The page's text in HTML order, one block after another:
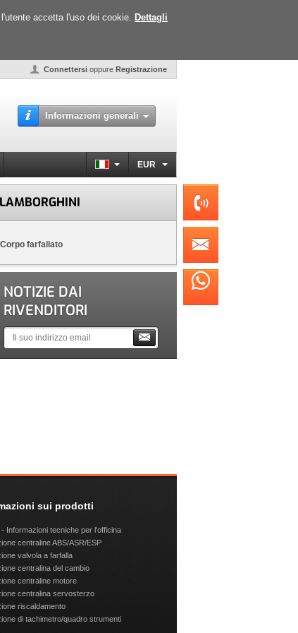
accetta l'uso dei cookie. Dettagli
Connettersi oppure Registrazione
Informazioni generali
EUR
LAMBORGHINI
Corpo farfallato
NOTIZIE DAI
RIVENDITORI
sui prodotti
- Informazioni tecniche per l'officina
centraline ABS/ASR/ESP
valvola a farfalla
centralina del cambio
centraline motore
centralina servosterzo
riscaldamento
di tachimetro/quadro strumenti